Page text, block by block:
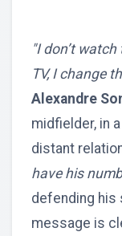
"I don’t
TV, I change
Alexandre
midfielder, in
distant
have his
defending his
message is